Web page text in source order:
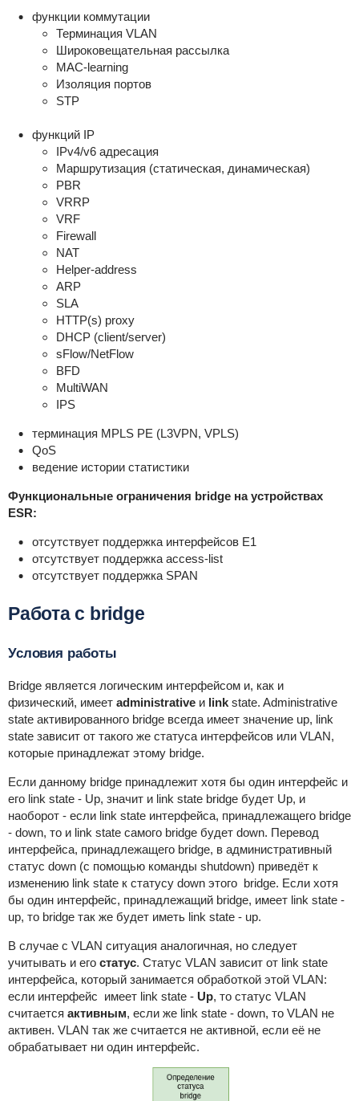
функции коммутации
Терминация VLAN
Широковещательная рассылка
MAC-learning
Изоляция портов
STP
функций IP
IPv4/v6 адресация
Маршрутизация (статическая, динамическая)
PBR
VRRP
VRF
Firewall
NAT
Helper-address
ARP
SLA
HTTP(s) proxy
DHCP (client/server)
sFlow/NetFlow
BFD
MultiWAN
IPS
терминация MPLS PE (L3VPN, VPLS)
QoS
ведение истории статистики
Функциональные ограничения bridge на устройствах
ESR:
отсутствует поддержка интерфейсов Е1
отсутствует поддержка access-list
отсутствует поддержка SPAN
Работа с bridge
Условия работы
Bridge является логическим интерфейсом и, как и
физический, имеет administrativeи linkstate. Administrative
state активированного bridge всегда имеет значение up, link
state зависит от такого же статуса интерфейсов или VLAN,
которые принадлежат этому bridge.
Если данному bridge принадлежит хотя бы один интерфейс и
его link state - Up, значит и link state bridge будет Up, и
наоборот - если link state интерфейса, принадлежащего bridge
- down, то и link state самого bridge будет down. Перевод
интерфейса, принадлежащего bridge, в административный
статус down (с помощью команды shutdown) приведёт к
изменению link state к статусу down этого bridge. Если хотя
бы один интерфейс, принадлежащий bridge, имеет link state -
up, то bridge так же будет иметь link state - up.
В случае с VLAN ситуация аналогичная, но следует
учитывать и его статус. Статус VLAN зависит от link state
интерфейса, который занимается обработкой этой VLAN:
если интерфейс имеет link state - Up, то статус VLAN
считается активным, если же link state - down, то VLAN не
активен. VLAN так же считается не активной, если её не
обрабатывает ни один интерфейс.